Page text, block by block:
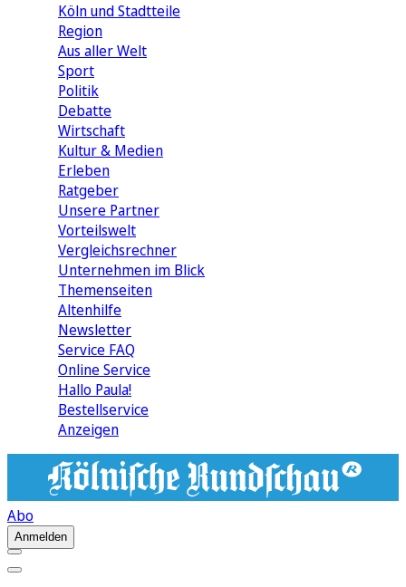
Köln und Stadtteile
Region
Aus aller Welt
Sport
Politik
Debatte
Wirtschaft
Kultur & Medien
Erleben
Ratgeber
Unsere Partner
Vorteilswelt
Vergleichsrechner
Unternehmen im Blick
Themenseiten
Altenhilfe
Newsletter
Service FAQ
Online Service
Hallo Paula!
Bestellservice
Anzeigen
Abo
Anmelden